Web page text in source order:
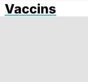
Vaccins